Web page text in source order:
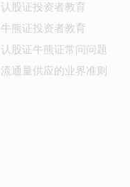
认股证投资者教育
牛熊证投资者教育
认股证牛熊证常问问题
流通量供应的业界准则